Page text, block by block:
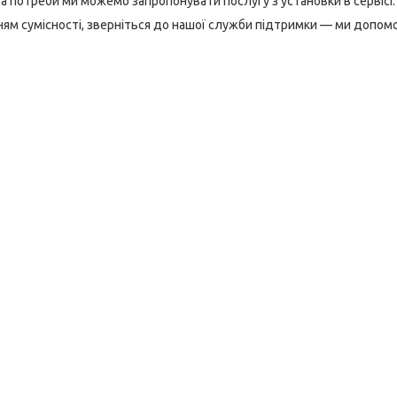
сумісності, зверніться до нашої служби підтримки — ми